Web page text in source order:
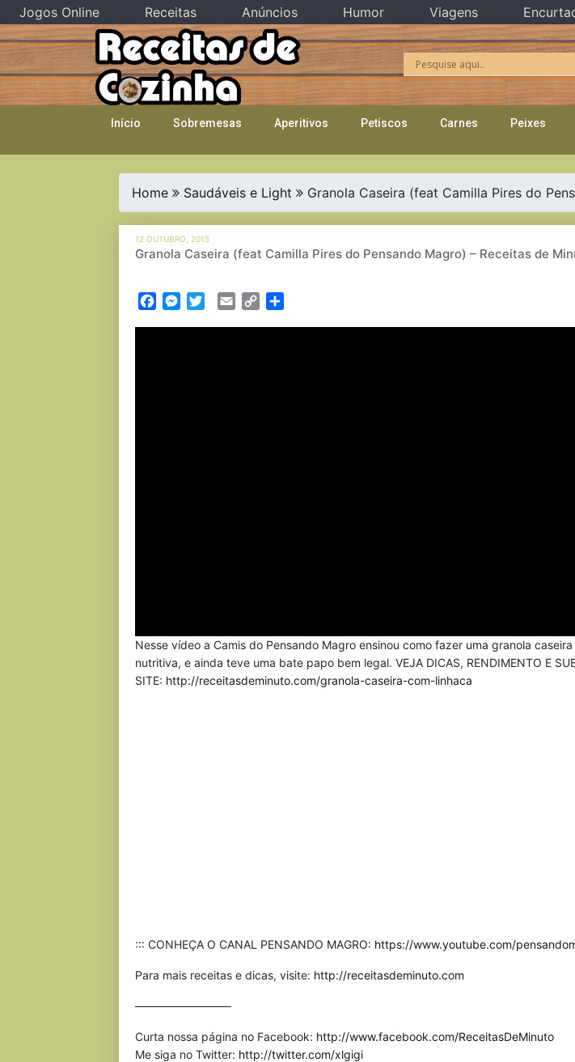
Skip
to
content
Início Sobremesas Aperitivos Petiscos Carnes Peixes
Home Saudáveis e Light Granola Caseira (feat Camilla Pires do
12 OUTUBRO, 2015
Granola Caseira (feat Camilla Pires do Pensando Magro) – Receitas de
FacebookMessenger
TwitterEmail Copy
Nesse vídeo a Camis do Pensando Magro ensinou como fazer uma granola
nutritiva, e ainda teve uma bate papo bem legal. VEJA DICAS, RENDIMENTO E
SITE: http://receitasdeminuto.com/granola-caseira-com-linhaca
::: CONHEÇA O CANAL PENSANDO MAGRO: https://www.youtube.com/
Para mais receitas e dicas, visite: http://receitasdeminuto.com
————————–
Curta nossa página no Facebook: http://www.facebook.com/ReceitasDeMinuto
Me siga no Twitter: http://twitter.com/xlgigi
Jogos Online Receitas Anúncios Humor Viagens